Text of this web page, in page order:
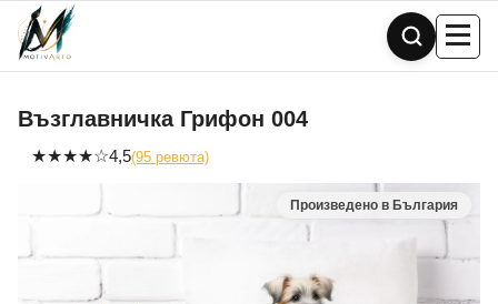
Skip
content
Възглавничка Грифон 004
★★★★☆4,5(95 ревюта)